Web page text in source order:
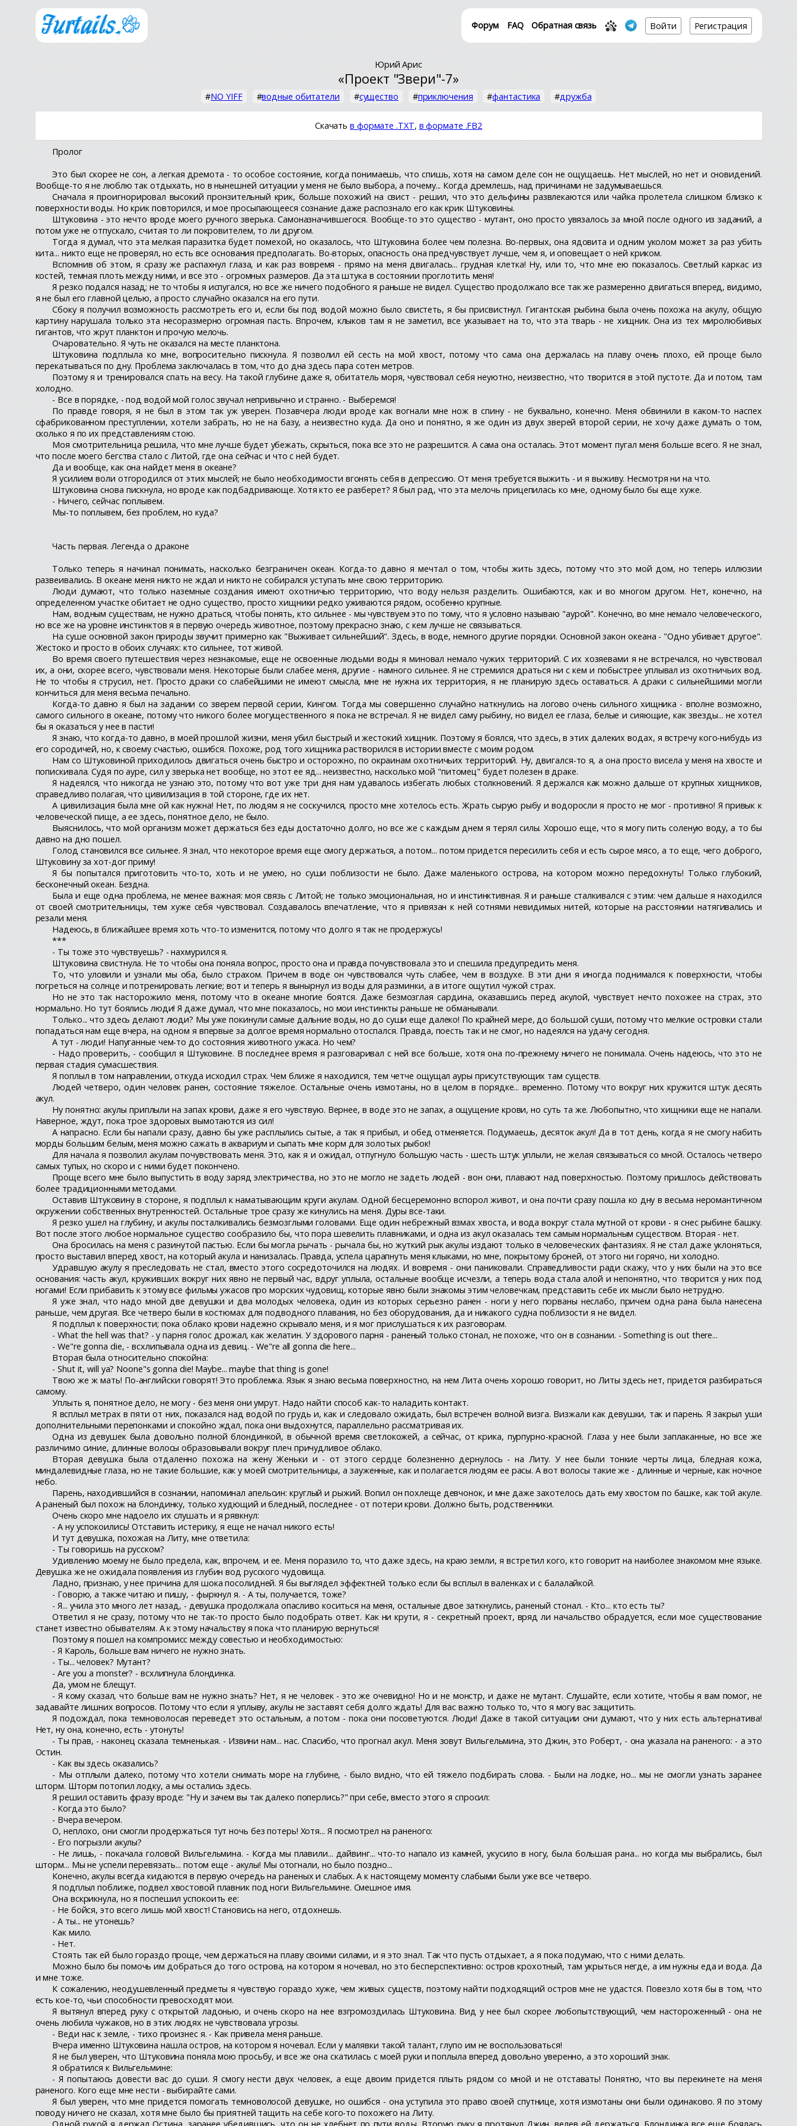
Форум FAQ Обратная связь Войти Регистрация
Юрий Арис
«Проект "Звери"-7»
#NO YIFF #водные обитатели #существо #приключения #фантастика #дружба
Скачатьв формате .TXT, в формате .FB2
Пролог
Это был скорее не сон, а легкая дремота - то особое состояние, когда понимаешь, что спишь, хотя на самом деле сон не ощущаешь. Нет мыслей, но нет и сновидений.
Вообще-то я не люблю так отдыхать, но в нынешней ситуации у меня не было выбора, а почему... Когда дремлешь, над причинами не задумываешься.
Сначала я проигнорировал высокий пронзительный крик, больше похожий на свист - решил, что это дельфины развлекаются или чайка пролетела слишком близко к
поверхности воды. Но крик повторился, и мое просыпающееся сознание даже распознало его как крик Штуковины.
Штуковина - это нечто вроде моего ручного зверька. Самоназначившегося. Вообще-то это существо - мутант, оно просто увязалось за мной после одного из заданий, а
потом уже не отпускало, считая то ли покровителем, то ли другом.
Тогда я думал, что эта мелкая паразитка будет помехой, но оказалось, что Штуковина более чем полезна. Во-первых, она ядовита и одним уколом может за раз убить
кита... никто еще не проверял, но есть все основания предполагать. Во-вторых, опасность она предчувствует лучше, чем я, и оповещает о ней криком.
Вспомнив об этом, я сразу же распахнул глаза, и как раз вовремя - прямо на меня двигалась... грудная клетка! Ну, или то, что мне ею показалось. Светлый каркас из
костей, темная плоть между ними, и все это - огромных размеров. Да эта штука в состоянии проглотить меня!
Я резко подался назад; не то чтобы я испугался, но все же ничего подобного я раньше не видел. Существо продолжало все так же размеренно двигаться вперед, видимо,
я не был его главной целью, а просто случайно оказался на его пути.
Сбоку я получил возможность рассмотреть его и, если бы под водой можно было свистеть, я бы присвистнул. Гигантская рыбина была очень похожа на акулу, общую
картину нарушала только эта несоразмерно огромная пасть. Впрочем, клыков там я не заметил, все указывает на то, что эта тварь - не хищник. Она из тех миролюбивых
гигантов, что жрут планктон и прочую мелочь.
Очаровательно. Я чуть не оказался на месте планктона.
Штуковина подплыла ко мне, вопросительно пискнула. Я позволил ей сесть на мой хвост, потому что сама она держалась на плаву очень плохо, ей проще было
перекатываться по дну. Проблема заключалась в том, что до дна здесь пара сотен метров.
Поэтому я и тренировался спать на весу. На такой глубине даже я, обитатель моря, чувствовал себя неуютно, неизвестно, что творится в этой пустоте. Да и потом, там
холодно.
- Все в порядке, - под водой мой голос звучал непривычно и странно. - Выберемся!
По правде говоря, я не был в этом так уж уверен. Позавчера люди вроде как вогнали мне нож в спину - не буквально, конечно. Меня обвинили в каком-то наспех
сфабрикованном преступлении, хотели забрать, но не на базу, а неизвестно куда. Да оно и понятно, я же один из двух зверей второй серии, не хочу даже думать о том,
сколько я по их представлениям стою.
Моя смотрительница решила, что мне лучше будет убежать, скрыться, пока все это не разрешится. А сама она осталась. Этот момент пугал меня больше всего. Я не знал,
что после моего бегства стало с Литой, где она сейчас и что с ней будет.
Да и вообще, как она найдет меня в океане?
Я усилием воли отгородился от этих мыслей; не было необходимости вгонять себя в депрессию. От меня требуется выжить - и я выживу. Несмотря ни на что.
Штуковина снова пискнула, но вроде как подбадривающе. Хотя кто ее разберет? Я был рад, что эта мелочь прицепилась ко мне, одному было бы еще хуже.
- Ничего, сейчас поплывем.
Мы-то поплывем, без проблем, но куда?
Часть первая. Легенда о драконе
Только теперь я начинал понимать, насколько безграничен океан. Когда-то давно я мечтал о том, чтобы жить здесь, потому что это мой дом, но теперь иллюзии
развеивались. В океане меня никто не ждал и никто не собирался уступать мне свою территорию.
Люди думают, что только наземные создания имеют охотничью территорию, что воду нельзя разделить. Ошибаются, как и во многом другом. Нет, конечно, на
определенном участке обитает не одно существо, просто хищники редко уживаются рядом, особенно крупные.
Нам, водным существам, не нужно драться, чтобы понять, кто сильнее - мы чувствуем это по тому, что я условно называю "аурой". Конечно, во мне немало человеческого,
но все же на уровне инстинктов я в первую очередь животное, поэтому прекрасно знаю, с кем лучше не связываться.
На суше основной закон природы звучит примерно как "Выживает сильнейший". Здесь, в воде, немного другие порядки. Основной закон океана - "Одно убивает другое".
Жестоко и просто в обоих случаях: кто сильнее, тот живой.
Во время своего путешествия через незнакомые, еще не освоенные людьми воды я миновал немало чужих территорий. С их хозяевами я не встречался, но чувствовал
их, а они, скорее всего, чувствовали меня. Некоторые были слабее меня, другие - намного сильнее. Я не стремился драться ни с кем и побыстрее уплывал из охотничьих вод.
Не то чтобы я струсил, нет. Просто драки со слабейшими не имеют смысла, мне не нужна их территория, я не планирую здесь оставаться. А драки с сильнейшими могли
кончиться для меня весьма печально.
Когда-то давно я был на задании со зверем первой серии, Кингом. Тогда мы совершенно случайно наткнулись на логово очень сильного хищника - вполне возможно,
самого сильного в океане, потому что никого более могущественного я пока не встречал. Я не видел саму рыбину, но видел ее глаза, белые и сияющие, как звезды... не хотел
бы я оказаться у нее в пасти!
Я знаю, что когда-то давно, в моей прошлой жизни, меня убил быстрый и жестокий хищник. Поэтому я боялся, что здесь, в этих далеких водах, я встречу кого-нибудь из
его сородичей, но, к своему счастью, ошибся. Похоже, род того хищника растворился в истории вместе с моим родом.
Нам со Штуковиной приходилось двигаться очень быстро и осторожно, по окраинам охотничьих территорий. Ну, двигался-то я, а она просто висела у меня на хвосте и
попискивала. Судя по ауре, сил у зверька нет вообще, но этот ее яд... неизвестно, насколько мой "питомец" будет полезен в драке.
Я надеялся, что никогда не узнаю это, потому что вот уже три дня нам удавалось избегать любых столкновений. Я держался как можно дальше от крупных хищников,
справедливо полагая, что цивилизация в той стороне, где их нет.
А цивилизация была мне ой как нужна! Нет, по людям я не соскучился, просто мне хотелось есть. Жрать сырую рыбу и водоросли я просто не мог - противно! Я привык к
человеческой пище, а ее здесь, понятное дело, не было.
Выяснилось, что мой организм может держаться без еды достаточно долго, но все же с каждым днем я терял силы. Хорошо еще, что я могу пить соленую воду, а то бы
давно на дно пошел.
Голод становился все сильнее. Я знал, что некоторое время еще смогу держаться, а потом... потом придется пересилить себя и есть сырое мясо, а то еще, чего доброго,
Штуковину за хот-дог приму!
Я бы попытался приготовить что-то, хоть и не умею, но суши поблизости не было. Даже маленького острова, на котором можно передохнуть! Только глубокий,
бесконечный океан. Бездна.
Была и еще одна проблема, не менее важная: моя связь с Литой; не только эмоциональная, но и инстинктивная. Я и раньше сталкивался с этим: чем дальше я находился
от своей смотрительницы, тем хуже себя чувствовал. Создавалось впечатление, что я привязан к ней сотнями невидимых нитей, которые на расстоянии натягивались и
резали меня.
Надеюсь, в ближайшее время хоть что-то изменится, потому что долго я так не продержусь!
***
- Ты тоже это чувствуешь? - нахмурился я.
Штуковина свистнула. Не то чтобы она поняла вопрос, просто она и правда почувствовала это и спешила предупредить меня.
То, что уловили и узнали мы оба, было страхом. Причем в воде он чувствовался чуть слабее, чем в воздухе. В эти дни я иногда поднимался к поверхности, чтобы
погреться на солнце и потренировать легкие; вот и теперь я вынырнул из воды для разминки, а в итоге ощутил чужой страх.
Но не это так насторожило меня, потому что в океане многие боятся. Даже безмозглая сардина, оказавшись перед акулой, чувствует нечто похожее на страх, это
нормально. Но тут боялись люди! Я даже думал, что мне показалось, но мои инстинкты раньше не обманывали.
Только... что здесь делают люди? Мы уже покинули самые дальние воды, но до суши еще далеко! По крайней мере, до большой суши, потому что мелкие островки стали
попадаться нам еще вчера, на одном я впервые за долгое время нормально отоспался. Правда, поесть так и не смог, но надеялся на удачу сегодня.
А тут - люди! Напуганные чем-то до состояния животного ужаса. Но чем?
- Надо проверить, - сообщил я Штуковине. В последнее время я разговаривал с ней все больше, хотя она по-прежнему ничего не понимала. Очень надеюсь, что это не
первая стадия сумасшествия.
Я поплыл в том направлении, откуда исходил страх. Чем ближе я находился, тем четче ощущал ауры присутствующих там существ.
Людей четверо, один человек ранен, состояние тяжелое. Остальные очень измотаны, но в целом в порядке... временно. Потому что вокруг них кружится штук десять
акул.
Ну понятно: акулы приплыли на запах крови, даже я его чувствую. Вернее, в воде это не запах, а ощущение крови, но суть та же. Любопытно, что хищники еще не напали.
Наверное, ждут, пока трое здоровых вымотаются из сил!
А напрасно. Если бы напали сразу, давно бы уже расплылись сытые, а так я прибыл, и обед отменяется. Подумаешь, десяток акул! Да в тот день, когда я не смогу набить
морды большим белым, меня можно сажать в аквариум и сыпать мне корм для золотых рыбок!
Для начала я позволил акулам почувствовать меня. Это, как я и ожидал, отпугнуло большую часть - шесть штук уплыли, не желая связываться со мной. Осталось четверо
самых тупых, но скоро и с ними будет покончено.
Проще всего мне было выпустить в воду заряд электричества, но это не могло не задеть людей - вон они, плавают над поверхностью. Поэтому пришлось действовать
более традиционными методами.
Оставив Штуковину в стороне, я подплыл к наматывающим круги акулам. Одной бесцеремонно вспорол живот, и она почти сразу пошла ко дну в весьма неромантичном
окружении собственных внутренностей. Остальные трое сразу же кинулись на меня. Дуры все-таки.
Я резко ушел на глубину, и акулы посталкивались безмозглыми головами. Еще один небрежный взмах хвоста, и вода вокруг стала мутной от крови - я снес рыбине башку.
Вот после этого любое нормальное существо сообразило бы, что пора шевелить плавниками, и одна из акул оказалась тем самым нормальным существом. Вторая - нет.
Она бросилась на меня с разинутой пастью. Если бы могла рычать - рычала бы, но жуткий рык акулы издают только в человеческих фантазиях. Я не стал даже уклоняться,
просто выставил вперед хвост, на который акула и нанизалась. Правда, успела царапнуть меня клыками, но мне, покрытому броней, от этого ни горячо, ни холодно.
Удравшую акулу я преследовать не стал, вместо этого сосредоточился на людях. И вовремя - они паниковали. Справедливости ради скажу, что у них были на это все
основания: часть акул, круживших вокруг них явно не первый час, вдруг уплыла, остальные вообще исчезли, а теперь вода стала алой и непонятно, что творится у них под
ногами! Если прибавить к этому все фильмы ужасов про морских чудовищ, которые явно были знакомы этим человечкам, представить себе их мысли было нетрудно.
Я уже знал, что надо мной две девушки и два молодых человека, один из которых серьезно ранен - ноги у него порваны неслабо, причем одна рана была нанесена
раньше, чем другая. Все четверо были в костюмах для подводного плавания, но без оборудования, да и никакого судна поблизости я не видел.
Я подплыл к поверхности; пока облако крови надежно скрывало меня, и я мог прислушаться к их разговорам.
- What the hell was that? - у парня голос дрожал, как желатин. У здорового парня - раненый только стонал, не похоже, что он в сознании. - Something is out there...
- We"re gonna die, - всхлипывала одна из девиц. - We"re all gonna die here...
Вторая была относительно спокойна:
- Shut it, will ya? Noone"s gonna die! Maybe... maybe that thing is gone!
Твою же ж мать! По-английски говорят! Это проблемка. Язык я знаю весьма поверхностно, на нем Лита очень хорошо говорит, но Литы здесь нет, придется разбираться
самому.
Уплыть я, понятное дело, не могу - без меня они умрут. Надо найти способ как-то наладить контакт.
Я всплыл метрах в пяти от них, показался над водой по грудь и, как и следовало ожидать, был встречен волной визга. Визжали как девушки, так и парень. Я закрыл уши
дополнительными перепонками и спокойно ждал, пока они выдохнутся, параллельно рассматривая их.
Одна из девушек была довольно полной блондинкой, в обычной время светлокожей, а сейчас, от крика, пурпурно-красной. Глаза у нее были заплаканные, но все же
различимо синие, длинные волосы образовывали вокруг плеч причудливое облако.
Вторая девушка была отдаленно похожа на жену Женьки и - от этого сердце болезненно дернулось - на Литу. У нее были тонкие черты лица, бледная кожа,
миндалевидные глаза, но не такие большие, как у моей смотрительницы, а зауженные, как и полагается людям ее расы. А вот волосы такие же - длинные и черные, как ночное
небо.
Парень, находившийся в сознании, напоминал апельсин: круглый и рыжий. Вопил он похлеще девчонок, и мне даже захотелось дать ему хвостом по башке, как той акуле.
А раненый был похож на блондинку, только худющий и бледный, последнее - от потери крови. Должно быть, родственники.
Очень скоро мне надоело их слушать и я рявкнул:
- А ну успокоились! Отставить истерику, я еще не начал никого есть!
И тут девушка, похожая на Литу, мне ответила:
- Ты говоришь на русском?
Удивлению моему не было предела, как, впрочем, и ее. Меня поразило то, что даже здесь, на краю земли, я встретил кого, кто говорит на наиболее знакомом мне языке.
Девушка же не ожидала появления из глубин вод русского чудовища.
Ладно, признаю, у нее причина для шока посолидней. Я бы выглядел эффектней только если бы всплыл в валенках и с балалайкой.
- Говорю, а также читаю и пишу, - фыркнул я. - А ты, получается, тоже?
- Я... учила это много лет назад, - девушка продолжала опасливо коситься на меня, остальные двое заткнулись, раненый стонал. - Кто... кто есть ты?
Ответил я не сразу, потому что не так-то просто было подобрать ответ. Как ни крути, я - секретный проект, вряд ли начальство обрадуется, если мое существование
станет известно обывателям. А к этому начальству я пока что планирую вернуться!
Поэтому я пошел на компромисс между совестью и необходимостью:
- Я Кароль, больше вам ничего не нужно знать.
- Ты... человек? Мутант?
- Are you a monster? - всхлипнула блондинка.
Да, умом не блещут.
- Я кому сказал, что больше вам не нужно знать? Нет, я не человек - это же очевидно! Но и не монстр, и даже не мутант. Слушайте, если хотите, чтобы я вам помог, не
задавайте лишних вопросов. Потому что если я уплыву, акулы не заставят себя долго ждать! Для вас важно только то, что я могу вас защитить.
Я подождал, пока темноволосая переведет это остальным, а потом - пока они посоветуются. Люди! Даже в такой ситуации они думают, что у них есть альтернатива!
Нет, ну она, конечно, есть - утонуть!
- Ты прав, - наконец сказала темненькая. - Извини нам... нас. Спасибо, что прогнал акул. Меня зовут Вильгельмина, это Джин, это Роберт, - она указала на раненого: - а это
Остин.
- Как вы здесь оказались?
- Мы отплыли далеко, потому что хотели снимать море на глубине, - было видно, что ей тяжело подбирать слова. - Были на лодке, но... мы не смогли узнать заранее
шторм. Шторм потопил лодку, а мы остались здесь.
Я решил оставить фразу вроде: "Ну и зачем вы так далеко поперлись?" при себе, вместо этого я спросил:
- Когда это было?
- Вчера вечером.
О, неплохо, они смогли продержаться тут ночь без потерь! Хотя... Я посмотрел на раненого:
- Его погрызли акулы?
- Не лишь, - покачала головой Вильгельмина. - Когда мы плавили... дайвинг... что-то напало из камней, укусило в ногу, была большая рана... но когда мы выбрались, был
шторм... Мы не успели перевязать... потом еще - акулы! Мы отогнали, но было поздно...
Конечно, акулы всегда кидаются в первую очередь на раненых и слабых. А к настоящему моменту слабыми были уже все четверо.
Я подплыл поближе, подвел хвостовой плавник под ноги Вильгельмине. Смешное имя.
Она вскрикнула, но я поспешил успокоить ее:
- Не бойся, это всего лишь мой хвост! Становись на него, отдохнешь.
- А ты... не утонешь?
Как мило.
- Нет.
Стоять так ей было гораздо проще, чем держаться на плаву своими силами, и я это знал. Так что пусть отдыхает, а я пока подумаю, что с ними делать.
Можно было бы помочь им добраться до того острова, на котором я ночевал, но это бесперспективно: остров крохотный, там укрыться негде, а им нужны еда и вода. Да
и мне тоже.
К сожалению, неодушевленный предметы я чувствую гораздо хуже, чем живых существ, поэтому найти подходящий остров мне не удастся. Повезло хотя бы в том, что
есть кое-то, чьи способности превосходят мои.
Я вытянул вперед руку с открытой ладонью, и очень скоро на нее взгромоздилась Штуковина. Вид у нее был скорее любопытствующий, чем настороженный - она не
очень любила чужаков, но в этих людях не чувствовала угрозы.
- Веди нас к земле, - тихо произнес я. - Как привела меня раньше.
Вчера именно Штуковина нашла остров, на котором я ночевал. Если у малявки такой талант, глупо им не воспользоваться!
Я не был уверен, что Штуковина поняла мою просьбу, и все же она скатилась с моей руки и поплыла вперед довольно уверенно, а это хороший знак.
Я обратился к Вильгельмине:
- Я попытаюсь довести вас до суши. Я смогу нести двух человек, а еще двоим придется плыть рядом со мной и не отставать! Понятно, что вы перекинете на меня
раненого. Кого еще мне нести - выбирайте сами.
Я был уверен, что мне придется помогать темноволосой девушке, но ошибся - она уступила это право своей спутнице, хотя измотаны они были одинаково. Я по этому
поводу ничего не сказал, хотя мне было бы приятней тащить на себе кого-то похожего на Литу.
Одной рукой я держал Остина, заранее убедившись, что он не хлебнет по пути воды. Вторую руку я протянул Джин, велев ей держаться. Блондинка все еще боялась